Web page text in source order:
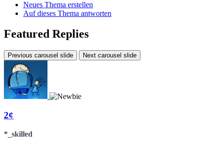
Neues Thema erstellen
Auf dieses Thema antworten
Featured Replies
Previous carousel slide Next carousel slide
2¢
*_skilled